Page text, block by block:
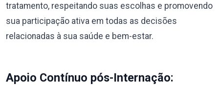
tratamento, respeitando suas escolhas e promovendo
sua participação ativa em todas as decisões
relacionadas à sua saúde e bem-estar.
Apoio Contínuo pós-Internação: